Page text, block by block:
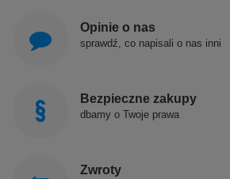
Opinie o nas
sprawdź, co napisali o nas inni
Bezpieczne zakupy
dbamy o Twoje prawa
Zwroty